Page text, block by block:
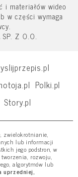
materiałów wideo
w części wymaga
Z O.O.
Polki.pl
Story.pl
zwielokrotnianie,
lub informacji
jego podstron, w
rozwoju,
algorytmów lub
uprzedniej,